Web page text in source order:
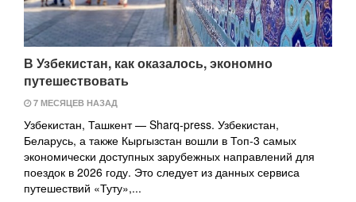
В Узбекистан, как оказалось, экономно
путешествовать
7 МЕСЯЦЕВ НАЗАД
Узбекистан, Ташкент — Sharq-press. Узбекистан,
Беларусь, а также Кыргызстан вошли в Топ-3 самых
экономически доступных зарубежных направлений для
поездок в 2026 году. Это следует из данных сервиса
путешествий «Туту»,...